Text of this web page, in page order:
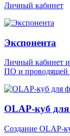
Личный кабинет
Экспонента
Личный кабинет и
ПО и проводящей
OLAP-куб
Создание OLAP-